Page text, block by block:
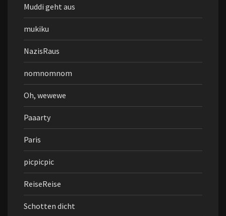
Muddi geht aus
mukiku
NazisRaus
nomnomnom
Oh, wewewe
Paaarty
Paris
picpicpic
ReiseReise
Schotten dicht